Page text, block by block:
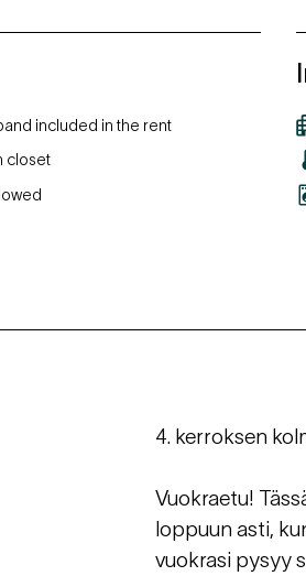
included in the rent
closet
4. kerroksen
Vuokraetu!
loppuun asti,
vuokrasi pysyy